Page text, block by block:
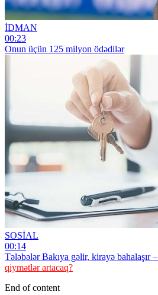
İDMAN
00:23
Onun üçün 125 milyon ödədilər
SOSİAL
00:14
Tələbələr Bakıya gəlir, kirayə bahalaşır –
qiymətlər artacaq?
End of content